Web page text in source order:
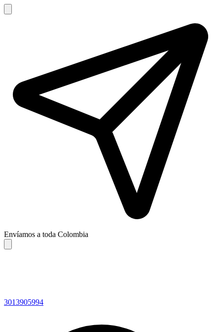
Envíamos a toda Colombia
3013905994